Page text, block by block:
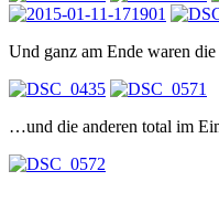
Und ganz am Ende waren
…und die anderen total im